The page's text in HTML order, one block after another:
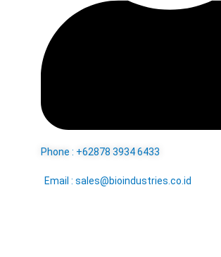
Phone : +62878 3934 6433
Email : sales@bioindustries.co.id